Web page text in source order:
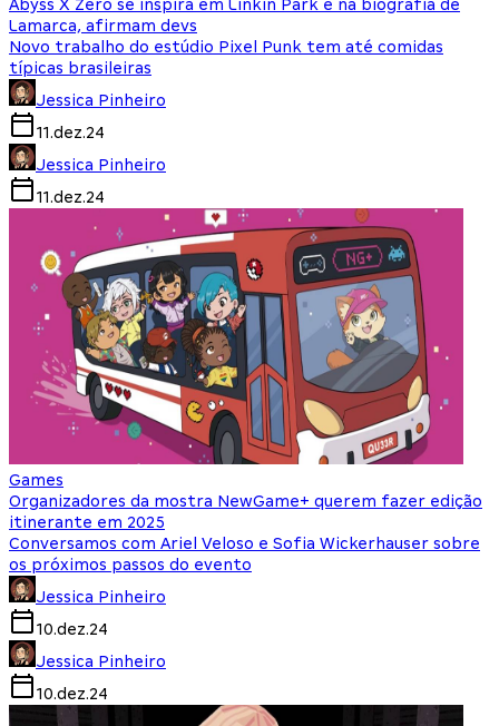
Abyss X Zero se inspira em Linkin Park e na biografia de
Lamarca, afirmam devs
Novo trabalho do estúdio Pixel Punk tem até comidas
típicas brasileiras
Jessica Pinheiro
11.dez.24
Jessica Pinheiro
11.dez.24
Games
Organizadores da mostra NewGame+ querem fazer edição
itinerante em 2025
Conversamos com Ariel Veloso e Sofia Wickerhauser sobre
os próximos passos do evento
Jessica Pinheiro
10.dez.24
Jessica Pinheiro
10.dez.24